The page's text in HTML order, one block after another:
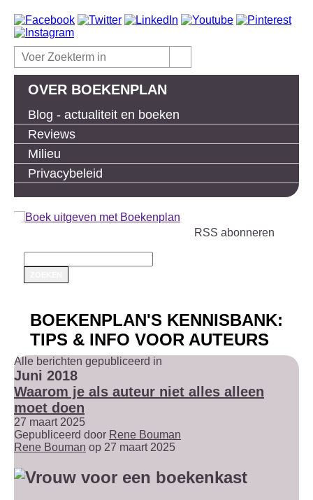
OVER BOEKENPLAN
Blog - actualiteit en boeken
Reviews
Milieu
Privacybeleid
RSS abonneren
BOEKENPLAN'S KENNISBANK:
TIPS & INFO VOOR AUTEURS
Alle berichten gepubliceerd in
Juni 2018
Waarom je als auteur niet alles alleen
moet doen
27 maart 2025
Gepubliceerd door Rene Bouman
Rene Bouman op 27 maart 2025